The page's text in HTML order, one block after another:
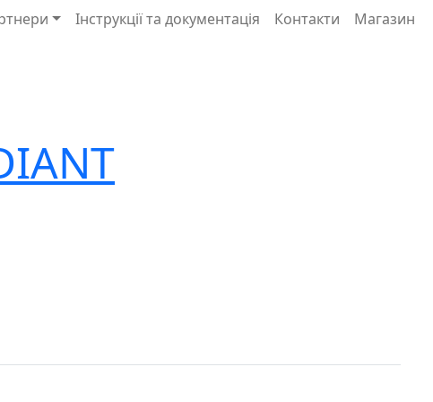
Інструкції та документація Контакти Магазин